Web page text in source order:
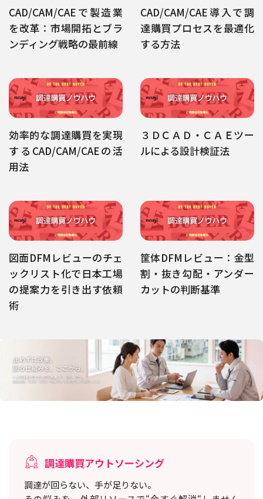
CAD/CAM/CAEで製造業
を改革：市場開拓とブラ
ンディング戦略の最前線
CAD/CAM/CAE導入で調
達購買プロセスを最適化
する方法
効率的な調達購買を実現
するCAD/CAM/CAEの活
用法
３ＤＣＡＤ・ＣＡＥツー
ルによる設計検証法
図面DFMレビューのチェ
ックリスト化で日本工場
の提案力を引き出す依頼
術
筐体DFMレビュー：金型
割・抜き勾配・アンダー
カットの判断基準
調達購買アウトソーシング
調達が回らない、手が足りない。